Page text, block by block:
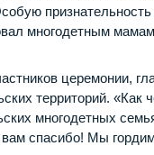
признательность
многодетным
церемонии,
территорий.
многодетных
спасибо! Мы